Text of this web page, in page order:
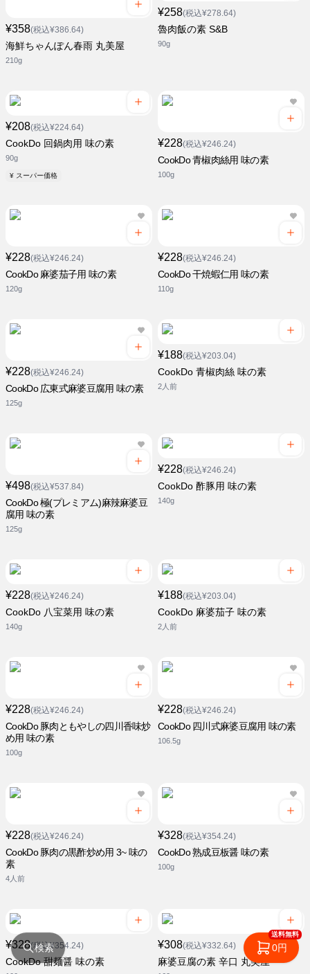
¥358(税込¥386.64)
海鮮ちゃんぽん春雨 丸美屋
210g
¥258(税込¥278.64)
魯肉飯の素 S&B
90g
¥208(税込¥224.64)
CookDo 回鍋肉用 味の素
90g
¥ スーパー価格
¥228(税込¥246.24)
CookDo 青椒肉絲用 味の素
100g
¥228(税込¥246.24)
CookDo 麻婆茄子用 味の素
120g
¥228(税込¥246.24)
CookDo 干焼蝦仁用 味の素
110g
¥228(税込¥246.24)
CookDo 広東式麻婆豆腐用 味の素
125g
¥188(税込¥203.04)
CookDo 青椒肉絲 味の素
2人前
¥498(税込¥537.84)
CookDo 極(プレミアム)麻辣麻婆豆
腐用 味の素
125g
¥228(税込¥246.24)
CookDo 酢豚用 味の素
140g
¥228(税込¥246.24)
CookDo 八宝菜用 味の素
140g
¥188(税込¥203.04)
CookDo 麻婆茄子 味の素
2人前
¥228(税込¥246.24)
CookDo 豚肉ともやしの四川香味炒
め用 味の素
100g
¥228(税込¥246.24)
CookDo 四川式麻婆豆腐用 味の素
106.5g
¥228(税込¥246.24)
CookDo 豚肉の黒酢炒め用 3~ 味の
素
4人前
¥328(税込¥354.24)
CookDo 熟成豆板醤 味の素
100g
¥328(税込¥354.24)
CookDo 甜麺醤 味の素
¥308(税込¥332.64)
麻婆豆腐の素 辛口 丸美屋
検索
送料無料
0円